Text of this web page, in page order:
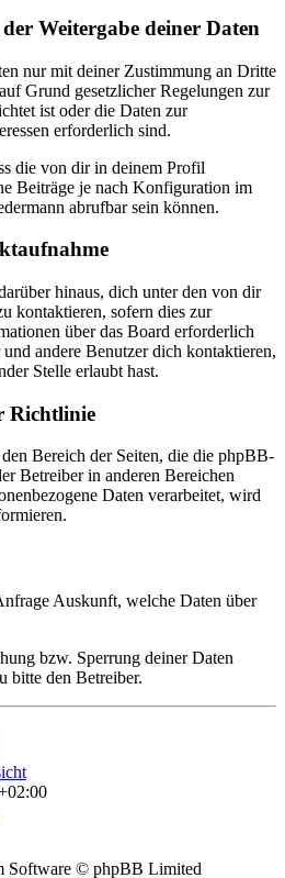
Weitergabe deiner Daten
nur mit deiner Zustimmung an Dritte
Grund gesetzlicher Regelungen zur
ist oder die Daten zur
erforderlich sind.
die von dir in deinem Profil
Beiträge je nach Konfiguration im
abrufbar sein können.
hinaus, dich unter den von dir
kontaktieren, sofern dies zur
über das Board erforderlich
andere Benutzer dich kontaktieren,
Stelle erlaubt hast.
Richtlinie
Bereich der Seiten, die die phpBB-
Betreiber in anderen Bereichen
Daten verarbeitet, wird
Auskunft, welche Daten über
bzw. Sperrung deiner Daten
bitte den Betreiber.
Software © phpBB Limited